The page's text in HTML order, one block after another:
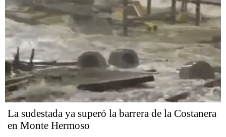
La sudestada ya superó la barrera de la Costanera
en Monte Hermoso